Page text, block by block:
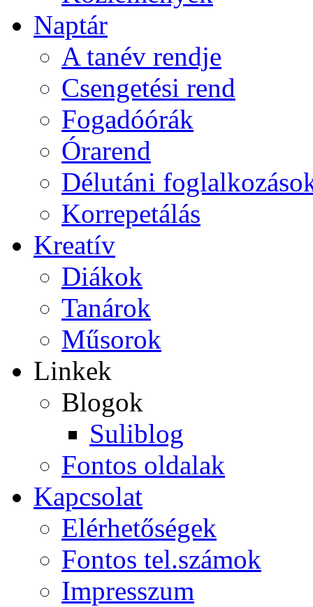
Naptár
A tanév rendje
Csengetési rend
Fogadóórák
Órarend
Délutáni
Korrepetálás
Kreatív
Diákok
Tanárok
Műsorok
Linkek
Blogok
Suliblog
Fontos oldalak
Kapcsolat
Elérhetőségek
Fontos tel.számok
Impresszum